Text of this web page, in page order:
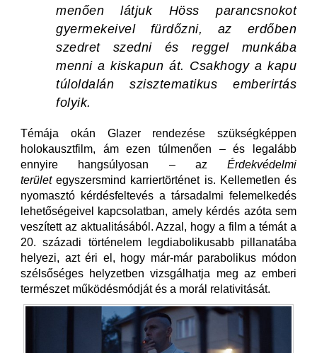
menően látjuk Höss parancsnokot
gyermekeivel fürdőzni, az erdőben
szedret szedni és reggel munkába
menni a kiskapun át. Csakhogy a kapu
túloldalán szisztematikus emberirtás
folyik.
Témája okán Glazer rendezése szükségképpen
holokausztfilm, ám ezen túlmenően – és legalább
ennyire hangsúlyosan – az Érdekvédelmi
területegyszersmind karriertörténet is. Kellemetlen és
nyomasztó kérdésfeltevés a társadalmi felemelkedés
lehetőségeivel kapcsolatban, amely kérdés azóta sem
veszített az aktualitásából. Azzal, hogy a film a témát a
20. századi történelem legdiabolikusabb pillanatába
helyezi, azt éri el, hogy már-már parabolikus módon
szélsőséges helyzetben vizsgálhatja meg az emberi
természet működésmódját és a morál relativitását.